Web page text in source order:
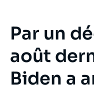
Par un
août
Biden a